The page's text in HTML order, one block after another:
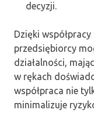
decyzji.
Dzięki
przedsiębiorcy
działalności,
w rękach
współpraca nie
minimalizuje